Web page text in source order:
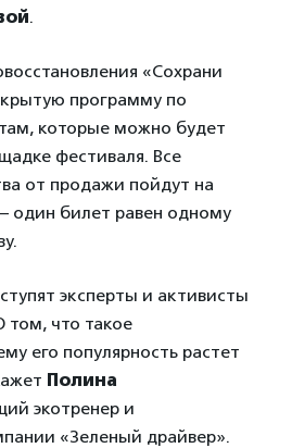
.
«Сохрани
программу по
которые можно будет
фестиваля. Все
от продажи пойдут на
один билет равен одному
эксперты и активисты
том, что такое
его популярность растет
Полина
экотренер и
«Зеленый драйвер».